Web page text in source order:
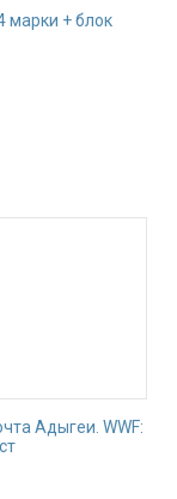
марки + блок
Адыгеи. WWF: